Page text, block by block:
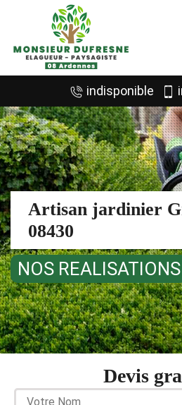
indisponible
Artisan jardinier
08430
NOS REALISATIONS
Devis